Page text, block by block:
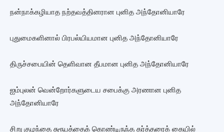
நன்நாக்கழியாத நற்தவத்தினரான புனித அந்தோனியாரே
புதுமைகளினால் பிரபல்யியமான புனித அந்தோனியாரே
திருச்சபையின் தெளிவான தீபமான புனித அந்தோனியாரே
ஐம்புலன் வென்றோர்களுடைய சபைக்கு அரணான புனித
அந்தோனியாரே
சிறு குழந்தை சுரூபத்தைக் கொண்டிருந்த கர்த்தரைக் கையில்